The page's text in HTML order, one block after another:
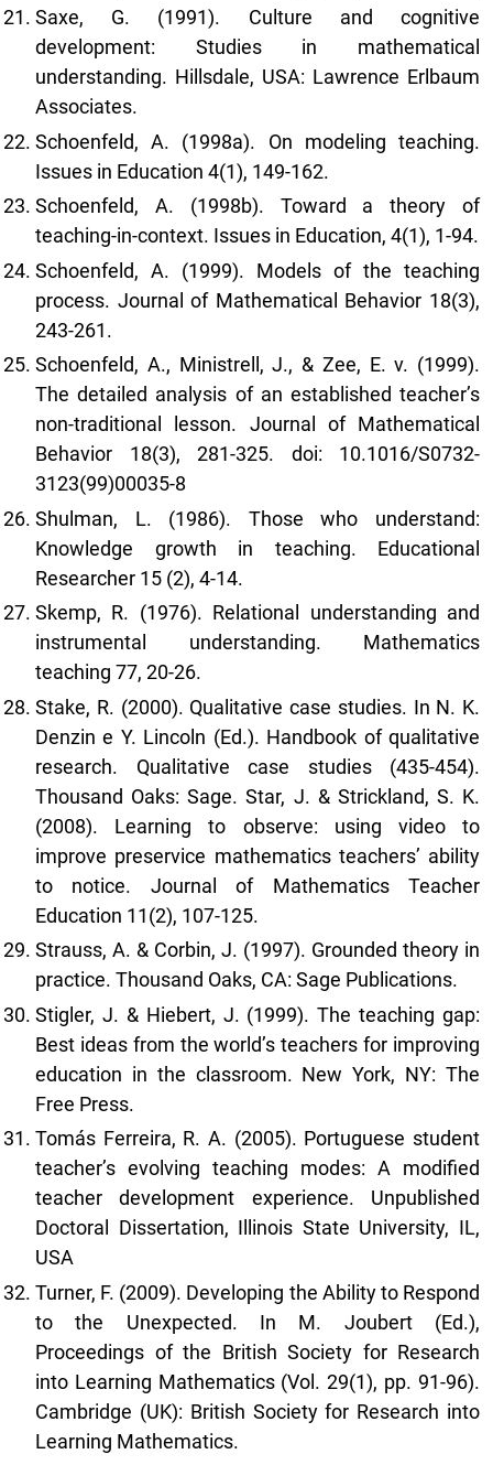
Saxe, G. (1991). Culture and cognitive
development: Studies in mathematical
understanding. Hillsdale, USA: Lawrence Erlbaum
Associates.
Schoenfeld, A. (1998a). On modeling teaching.
Issues in Education 4(1), 149-162.
Schoenfeld, A. (1998b). Toward a theory of
teaching-in-context. Issues in Education, 4(1), 1-94.
Schoenfeld, A. (1999). Models of the teaching
process. Journal of Mathematical Behavior 18(3),
243-261.
Schoenfeld, A., Ministrell, J., & Zee, E. v. (1999).
The detailed analysis of an established teacher’s
non-traditional lesson. Journal of Mathematical
Behavior 18(3), 281-325. doi: 10.1016/S0732-
3123(99)00035-8
Shulman, L. (1986). Those who understand:
Knowledge growth in teaching. Educational
Researcher 15 (2), 4-14.
Skemp, R. (1976). Relational understanding and
instrumental understanding. Mathematics
teaching 77, 20-26.
Stake, R. (2000). Qualitative case studies. In N. K.
Denzin e Y. Lincoln (Ed.). Handbook of qualitative
research. Qualitative case studies (435-454).
Thousand Oaks: Sage. Star, J. & Strickland, S. K.
(2008). Learning to observe: using video to
improve preservice mathematics teachers’ ability
to notice. Journal of Mathematics Teacher
Education 11(2), 107-125.
Strauss, A. & Corbin, J. (1997). Grounded theory in
practice. Thousand Oaks, CA: Sage Publications.
Stigler, J. & Hiebert, J. (1999). The teaching gap:
Best ideas from the world’s teachers for improving
education in the classroom. New York, NY: The
Free Press.
Tomás Ferreira, R. A. (2005). Portuguese student
teacher’s evolving teaching modes: A modified
teacher development experience. Unpublished
Doctoral Dissertation, Illinois State University, IL,
USA
Turner, F. (2009). Developing the Ability to Respond
to the Unexpected. In M. Joubert (Ed.),
Proceedings of the British Society for Research
into Learning Mathematics (Vol. 29(1), pp. 91-96).
Cambridge (UK): British Society for Research into
Learning Mathematics.